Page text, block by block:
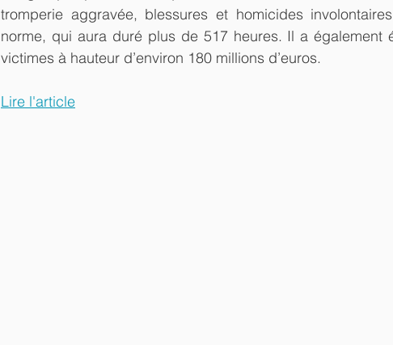
tromperie aggravée, blessures et homicides
norme, qui aura duré plus de 517 heures. Il a également
victimes à hauteur d’environ 180 millions d’euros.
Lire l'article